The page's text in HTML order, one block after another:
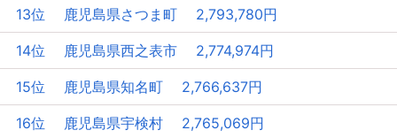
13位 鹿児島県さつま町 2,793,780円
14位 鹿児島県西之表市 2,774,974円
15位 鹿児島県知名町 2,766,637円
16位 鹿児島県宇検村 2,765,069円